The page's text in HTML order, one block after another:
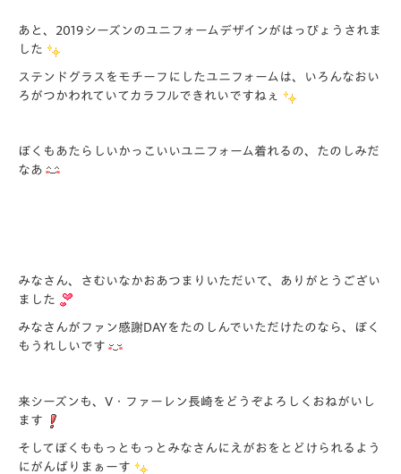
あと、2019シーズンのユニフォームデザインがはっぴょうされま
した
ステンドグラスをモチーフにしたユニフォームは、いろんなおい
ろがつかわれていてカラフルできれいですねぇ
ぼくもあたらしいかっこいいユニフォーム着れるの、たのしみだ
なあ
みなさん、さむいなかおあつまりいただいて、ありがとうござい
ました
みなさんがファン感謝DAYをたのしんでいただけたのなら、ぼく
もうれしいです
来シーズンも、V・ファーレン長崎をどうぞよろしくおねがいし
ます
そしてぼくももっともっとみなさんにえがおをとどけられるよう
にがんばりまぁーす